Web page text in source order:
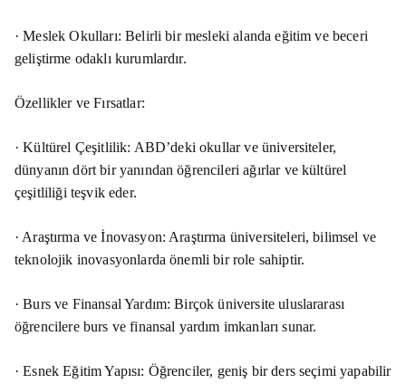
· Meslek Okulları: Belirli bir mesleki alanda eğitim ve beceri
geliştirme odaklı kurumlardır.
Özellikler ve Fırsatlar:
· Kültürel Çeşitlilik: ABD’deki okullar ve üniversiteler,
dünyanın dört bir yanından öğrencileri ağırlar ve kültürel
çeşitliliği teşvik eder.
· Araştırma ve İnovasyon: Araştırma üniversiteleri, bilimsel ve
teknolojik inovasyonlarda önemli bir role sahiptir.
· Burs ve Finansal Yardım: Birçok üniversite uluslararası
öğrencilere burs ve finansal yardım imkanları sunar.
· Esnek Eğitim Yapısı: Öğrenciler, geniş bir ders seçimi yapabilir